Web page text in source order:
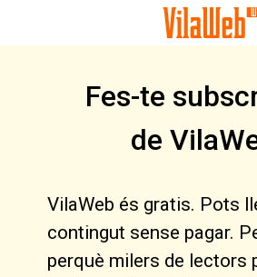
Fes-te
de
VilaWeb és gratis. Pots
contingut sense pagar.
perquè milers de lectors